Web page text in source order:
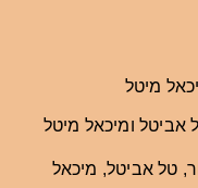
מיטל
אביטל ומיכאל מיטל
טל אביטל, מיכאל